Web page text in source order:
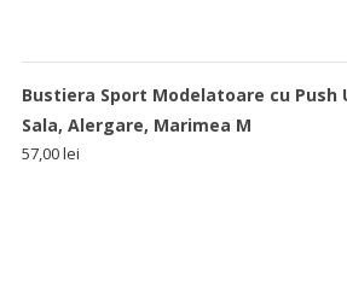
Bustiera Sport Modelatoare cu Push
Sala, Alergare, Marimea M
57,00lei